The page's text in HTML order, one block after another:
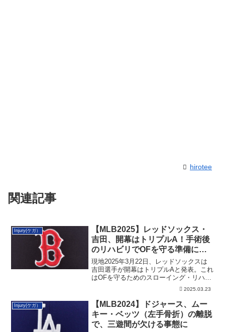
hirotee
関連記事
Injury(ケガ）
【MLB2025】レッドソックス・
吉田、開幕はトリプルA！手術後
のリハビリでOFを守る準備に専
念
現地2025年3月22日、レッドソックスは
吉田選手が開幕はトリプルAと発表。これ
はOFを守るためのスローイング・リハビ
2025.03.23
Injury(ケガ）
【MLB2024】ドジャース、ムー
キー・ベッツ（左手骨折）の離脱
で、三遊間が欠ける事態に